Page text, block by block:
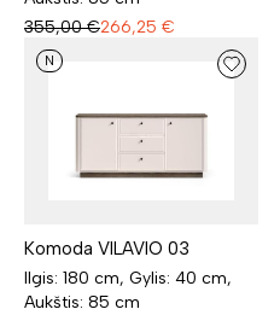
355,00 €266,25 €
N
Komoda VILAVIO 03
Ilgis: 180 cm, Gylis: 40 cm,
Aukštis: 85 cm